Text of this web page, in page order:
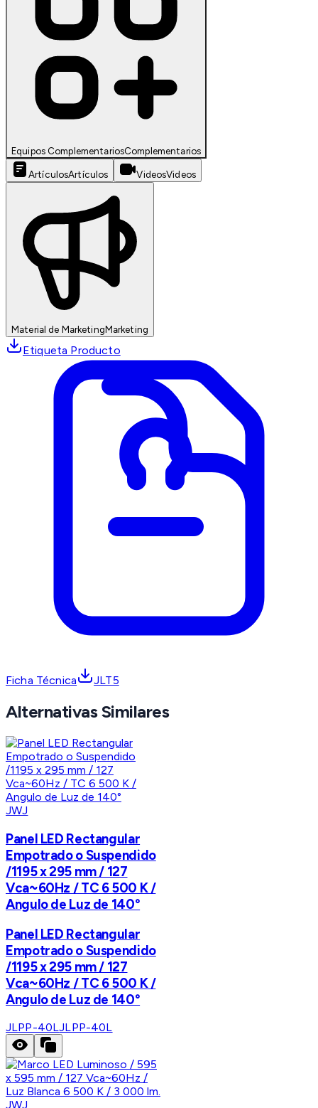
Equipos ComplementariosComplementarios
ArtículosArtículos VideosVideos
Material de MarketingMarketing
Etiqueta Producto
Ficha Técnica JLT5
Alternativas Similares
JWJ
Panel LED Rectangular
Empotrado o Suspendido
/1195 x 295 mm / 127
Vca~60Hz / TC 6 500 K /
Angulo de Luz de 140°
Panel LED Rectangular
Empotrado o Suspendido
/1195 x 295 mm / 127
Vca~60Hz / TC 6 500 K /
Angulo de Luz de 140°
JLPP-40LJLPP-40L
JWJ